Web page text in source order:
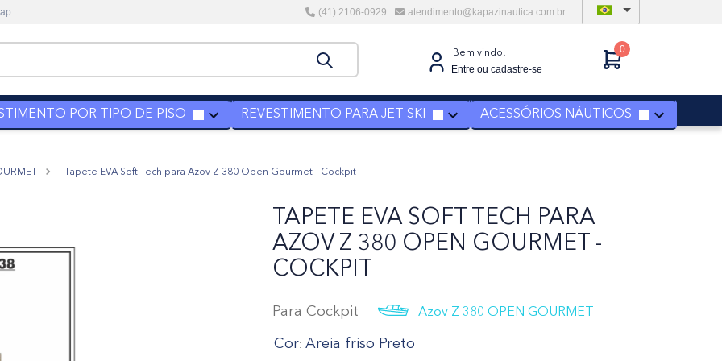
(41) 2106-0929 atendimento@kapazinautica.com.br
Bem vindo!
Entre ou cadastre-se
0
POR TIPO DE PISO REVESTIMENTO PARA JET SKI ACESSÓRIOS NÁUTICOS
Tapete EVA Soft Tech para Azov Z 380 Open Gourmet - Cockpit
TAPETE EVA SOFT TECH PARA
AZOV Z 380 OPEN GOURMET -
COCKPIT
Para Cockpit Azov Z 380 OPEN GOURMET
Cor: Areia friso Preto